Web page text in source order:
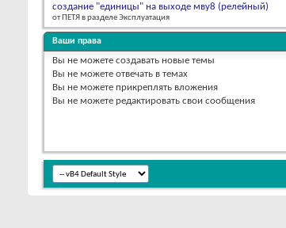
создание "единицы" на выходе мву8 (релейный)
от ПЕТЯ в разделе Эксплуатация
Ваши права
Вы не можете создавать новые темы
Вы не можете отвечать в темах
Вы не можете прикреплять вложения
Вы не можете редактировать свои сообщения